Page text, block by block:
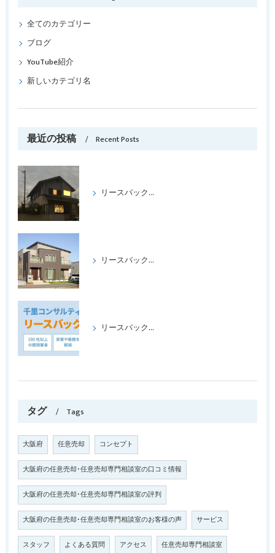
全てのカテゴリー
ブログ
YouTube紹介
新しいカテゴリ名
最近の投稿 Recent Posts
リースバックをして喜ばれたケース パートⅢ
リースバックをして、喜ばれたケース、パートⅡ
リースバックの成功事例パート1
タグ Tags
大阪府 任意売却 コンセプト
大阪府の任意売却･任意売却専門相談室の口コミ情報
大阪府の任意売却･任意売却専門相談室の評判
大阪府の任意売却･任意売却専門相談室のお客様の声 サービス
スタッフ よくある質問 アクセス 任意売却専門相談室